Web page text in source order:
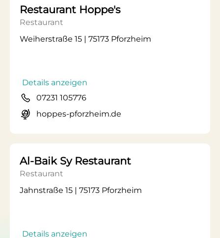
Restaurant Hoppe's
Restaurant
Weiherstraße 15 | 75173 Pforzheim
Details anzeigen
07231 105776
hoppes-pforzheim.de
Al-Baik Sy Restaurant
Restaurant
Jahnstraße 15 | 75173 Pforzheim
Details anzeigen